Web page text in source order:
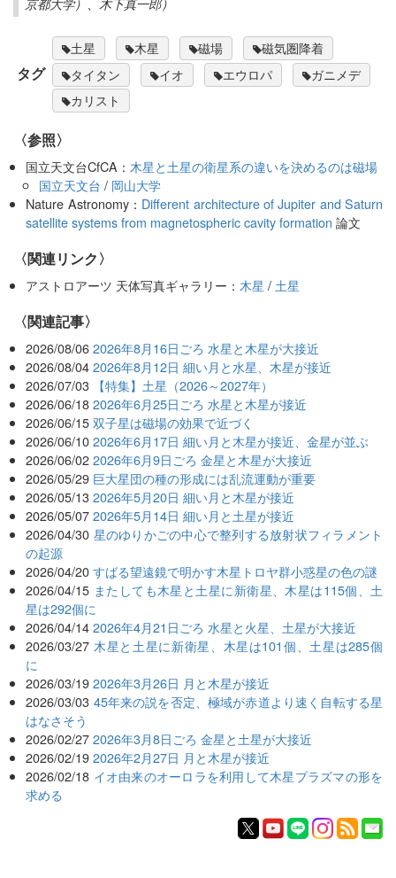
タグ
土星 木星 磁場
磁気圏降着
タイタン
イオ エウロパ
ガニメデ
カリスト
〈参照〉
国立天文台CfCA： 木星と土星の衛星系の違いを決めるのは磁場
国立天文台 / 岡山大学
Nature Astronomy： Different architecture of Jupiter and Saturn
satellite systems from magnetospheric cavity formation 論文
〈関連リンク〉
アストロアーツ 天体写真ギャラリー： 木星 / 土星
関連記事
2026/08/06 2026年8月16日ごろ 水星と木星が大接近
2026/08/04 2026年8月12日 細い月と水星、木星が接近
2026/07/03 【特集】土星（2026～2027年）
2026/06/18 2026年6月25日ごろ 水星と木星が接近
2026/06/15 双子星は磁場の効果で近づく
2026/06/10 2026年6月17日 細い月と木星が接近、金星が並ぶ
2026/06/02 2026年6月9日ごろ 金星と木星が大接近
2026/05/29 巨大星団の種の形成には乱流運動が重要
2026/05/13 2026年5月20日 細い月と木星が接近
2026/05/07 2026年5月14日 細い月と土星が接近
2026/04/30 星のゆりかごの中心で整列する放射状フィラメント
の起源
2026/04/20 すばる望遠鏡で明かす木星トロヤ群小惑星の色の謎
2026/04/15 またしても木星と土星に新衛星、木星は115個、土
星は292個に
2026/04/14 2026年4月21日ごろ 水星と火星、土星が大接近
2026/03/27 木星と土星に新衛星、木星は101個、土星は285個
に
2026/03/19 2026年3月26日 月と木星が接近
2026/03/03 45年来の説を否定、極域が赤道より速く自転する星
はなさそう
2026/02/27 2026年3月8日ごろ 金星と土星が大接近
2026/02/19 2026年2月27日 月と木星が接近
2026/02/18 イオ由来のオーロラを利用して木星プラズマの形を
求める